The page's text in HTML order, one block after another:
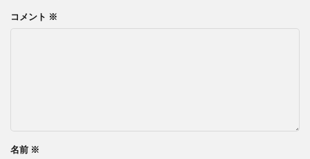
コメント ※
名前 ※